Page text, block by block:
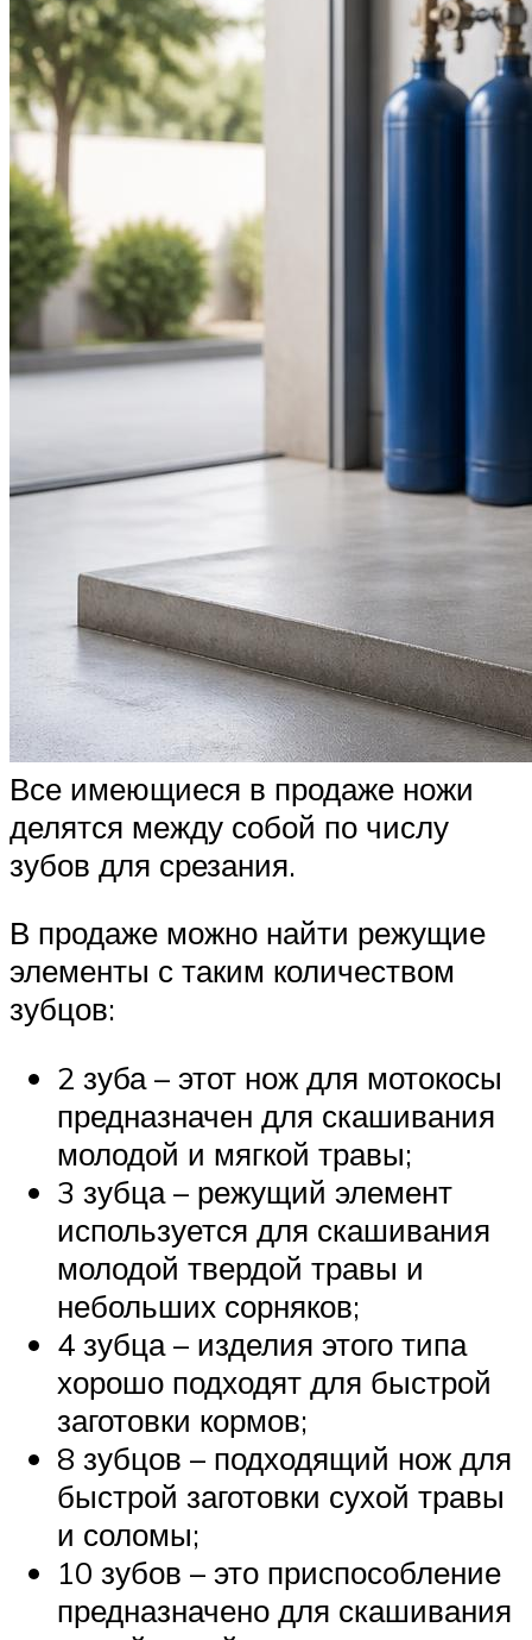
Все имеющиеся в продаже ножи
делятся между собой по числу
зубов для срезания.
В продаже можно найти режущие
элементы с таким количеством
зубцов:
2 зуба – этот нож для мотокосы
предназначен для скашивания
молодой и мягкой травы;
3 зубца – режущий элемент
используется для скашивания
молодой твердой травы и
небольших сорняков;
4 зубца – изделия этого типа
хорошо подходят для быстрой
заготовки кормов;
8 зубцов – подходящий нож для
быстрой заготовки сухой травы
и соломы;
10 зубов – это приспособление
предназначено для скашивания